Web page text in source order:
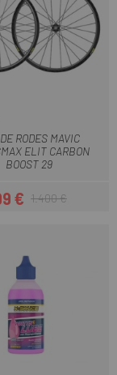
RODES MAVIC
ELIT CARBON
BOOST 29
Preu
€ Preu regular
1.400 €